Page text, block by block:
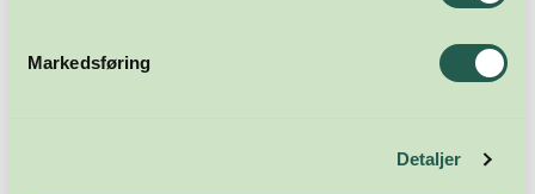
Markedsføring
Detaljer